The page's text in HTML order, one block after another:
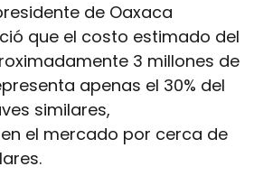
de Oaxaca
que el costo estimado del
3 millones de
apenas el 30% del
similares,
el mercado por cerca de